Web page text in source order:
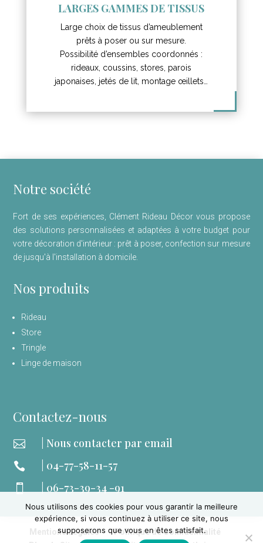
LARGES GAMMES DE TISSUS
Large choix de tissus d’ameublement
prêts à poser ou sur mesure.
Possibilité d’ensembles coordonnés :
rideaux, coussins, stores, parois
japonaises, jetés de lit, montage œillets…
Notre société
Fort de ses expériences, Clément Rideau Décor vous propose
des solutions personnalisées et adaptées à votre budget pour
votre décoration d'intérieur : prêt à poser, confection sur mesure
de jusqu'à l'installation à domicile.
Nos produits
Rideau
Store
Tringle
Linge de maison
Contactez-nous
 | Nous contacter par email
 | 04-77-58-11-57
 | 06-73-39-34 -91
Mentions Légales
Politique de Confidentialité
Nous utilisons des cookies pour vous garantir la meilleure
expérience, si vous continuez à utiliser ce site, nous
supposerons que vous en êtes satisfait.